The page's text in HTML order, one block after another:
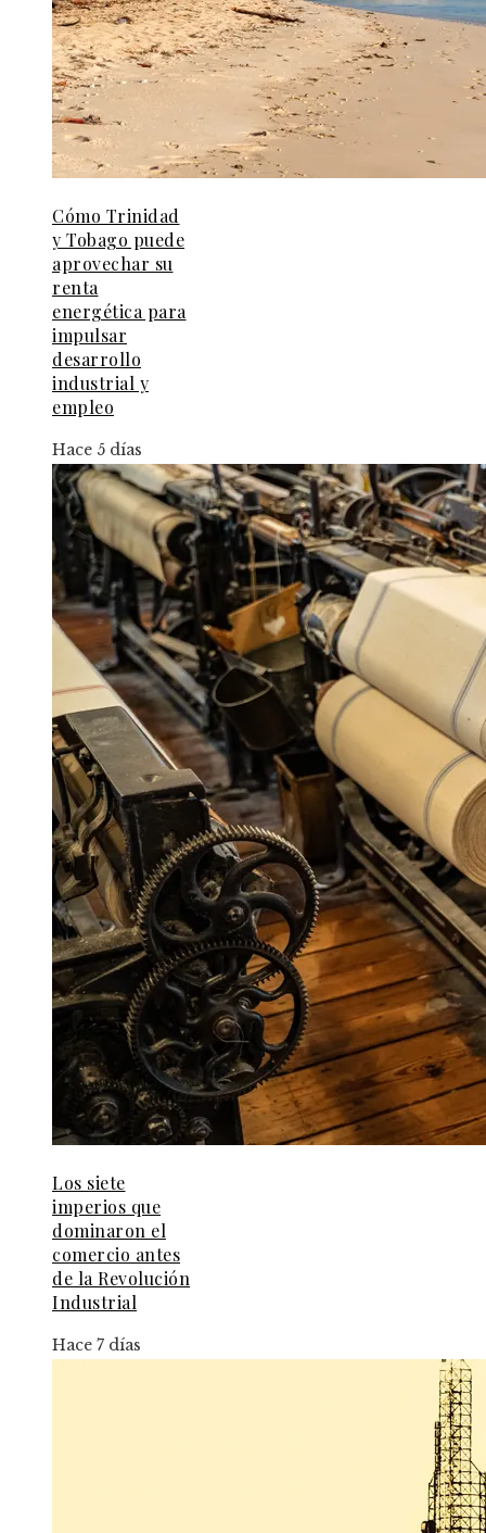
Cómo Trinidad
y Tobago puede
aprovechar su
renta
energética para
impulsar
desarrollo
industrial y
empleo
Hace 5 días
Los siete
imperios que
dominaron el
comercio antes
de la Revolución
Industrial
Hace 7 días